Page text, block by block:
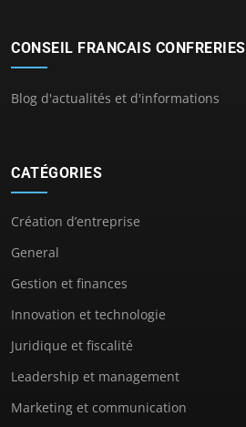
CONSEIL FRANCAIS CONFRERIES
Blog d'actualités et d'informations
CATÉGORIES
Création d’entreprise
General
Gestion et finances
Innovation et technologie
Juridique et fiscalité
Leadership et management
Marketing et communication